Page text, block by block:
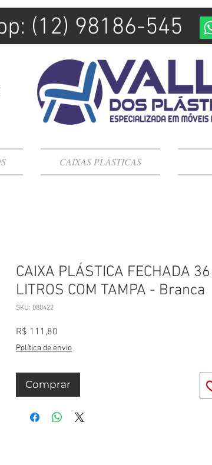
CAIXAS PLÁSTICAS
(12) 98186-545
CAIXA PLÁSTICA FECHADA 36
LITROS COM TAMPA - Branca
SKU: 080422
R$ 111,80
Política de envio
Comprar